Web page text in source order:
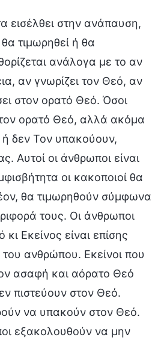
εισέλθει στην ανάπαυση,
τιμωρηθεί ή θα
ανάλογα με το αν
αν γνωρίζει τον Θεό, αν
στον ορατό Θεό. Όσοι
ορατό Θεό, αλλά ακόμα
δεν Τον υπακούουν,
Αυτοί οι άνθρωποι είναι
οι κακοποιοί θα
θα τιμωρηθούν σύμφωνα
τους. Οι άνθρωποι
Εκείνος είναι επίσης
ανθρώπου. Εκείνοι που
ασαφή και αόρατο Θεό
πιστεύουν στον Θεό.
να υπακούν στον Θεό.
εξακολουθούν να μην